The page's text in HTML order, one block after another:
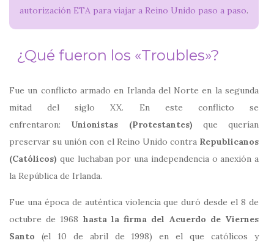
autorización ETA para viajar a Reino Unido paso a paso.
¿Qué fueron los «Troubles»?
Fue un conflicto armado en Irlanda del Norte en la segunda
mitad del siglo XX. En este conflicto se
enfrentaron: Unionistas (Protestantes) que querían
preservar su unión con el Reino Unido contra Republicanos
(Católicos) que luchaban por una independencia o anexión a
la República de Irlanda.
Fue una época de auténtica violencia que duró desde el 8 de
octubre de 1968 hasta la firma del Acuerdo de Viernes
Santo (el 10 de abril de 1998) en el que católicos y